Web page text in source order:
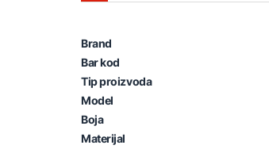
Brand
Bar kod
Tip proizvoda
Model
Boja
Materijal